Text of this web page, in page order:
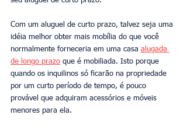
Com um aluguel de curto prazo, talvez seja uma
idéia melhor obter mais mobília do que você
normalmente forneceria em uma casa alugada
de longo prazo que é mobiliada. Isto porque
quando os inquilinos só ficarão na propriedade
por um curto período de tempo, é pouco
provável que adquiram acessórios e móveis
menores para ela.